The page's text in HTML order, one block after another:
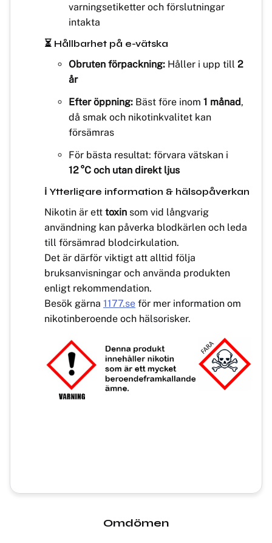
varningsetiketter och förslutningar
intakta
⏳ Hållbarhet på e-vätska
Obruten förpackning: Håller i upp till 2
år
Efter öppning: Bäst före inom 1 månad,
då smak och nikotinkvalitet kan
försämras
För bästa resultat: förvara vätskan i
12 °C och utan direkt ljus
ℹ️ Ytterligare information & hälsopåverkan
Nikotin är ett toxin som vid långvarig
användning kan påverka blodkärlen och leda
till försämrad blodcirkulation.
Det är därför viktigt att alltid följa
bruksanvisningar och använda produkten
enligt rekommendation.
Besök gärna 1177.se för mer information om
nikotinberoende och hälsorisker.
Omdömen